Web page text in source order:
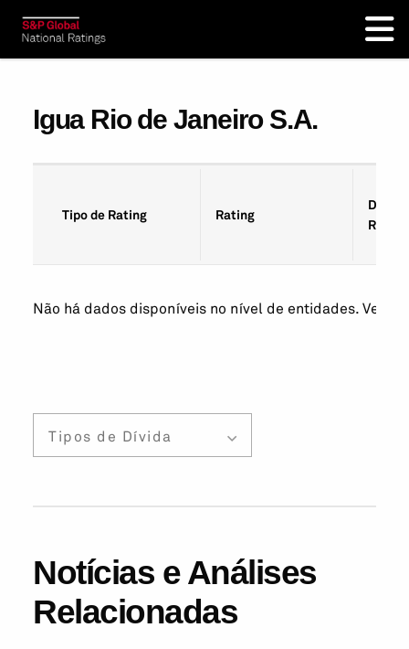
Igua Rio de Janeiro S.A.
Tipo de Rating Rating
Data
Rating
Não há dados disponíveis no nível de entidades. Veja
Tipos de Dívida
Notícias e Análises
Relacionadas